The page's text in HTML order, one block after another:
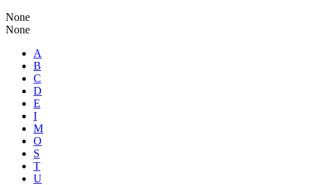
None
None
A
B
C
D
E
I
M
O
S
T
U